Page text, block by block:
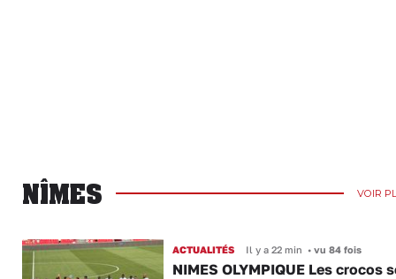
NÎMES VOIR
ACTUALITÉS Il y a 22 min •vu 84 fois
NIMES OLYMPIQUE Les crocos